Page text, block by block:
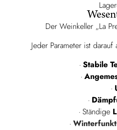
Der Weinkeller „La
Jeder Parameter ist
Stabile
Ständige